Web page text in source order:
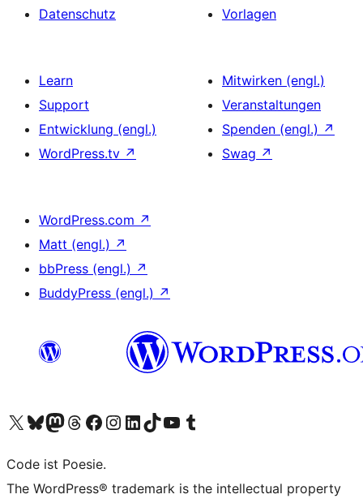
Datenschutz
Vorlagen
Learn
Support
Entwicklung (engl.)
WordPress.tv ↗
Mitwirken (engl.)
Veranstaltungen
Spenden (engl.) ↗
Swag ↗
WordPress.com ↗
Matt (engl.) ↗
bbPress (engl.) ↗
BuddyPress (engl.) ↗
Unser X-Konto (früher Twitter) besuchen
Unser Bluesky-Konto besuchen
Unser Mastodon-Konto besuchen
Unser Threads-Konto besuchen
Unsere Facebook-Seite besuchen
Unser Instagram-Konto besuchen
Unser LinkedIn-Konto besuchen
Unser TikTok-Konto besuchen
Unseren YouTube-Kanal besuchen
Unser Tumblr-Konto besuchen
Code ist Poesie.
The WordPress® trademark is the intellectual property